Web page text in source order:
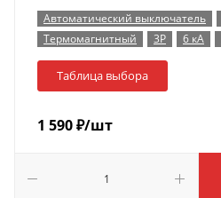
Автоматический выключатель
Термомагнитный
3P 6 кА
Таблица выбора
1 590₽/шт